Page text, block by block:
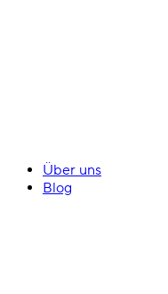
Über uns
Blog